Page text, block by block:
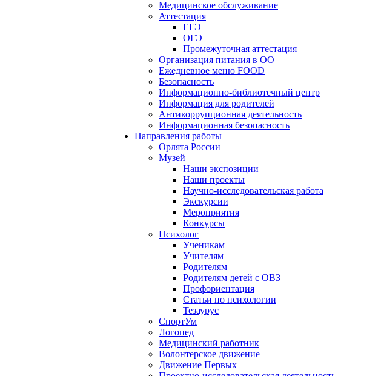
Медицинское обслуживание
Аттестация
ЕГЭ
ОГЭ
Промежуточная аттестация
Организация питания в ОО
Ежедневное меню FOOD
Безопасность
Информационно-библиотечный центр
Информация для родителей
Антикоррупционная деятельность
Информационная безопасность
Направления работы
Орлята России
Музей
Наши экспозиции
Наши проекты
Научно-исследовательская работа
Экскурсии
Мероприятия
Конкурсы
Психолог
Ученикам
Учителям
Родителям
Родителям детей с ОВЗ
Профориентация
Статьи по психологии
Тезаурус
СпортУм
Логопед
Медицинский работник
Волонтерское движение
Движение Первых